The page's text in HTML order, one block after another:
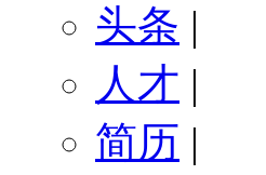
头条 |
人才 |
简历 |